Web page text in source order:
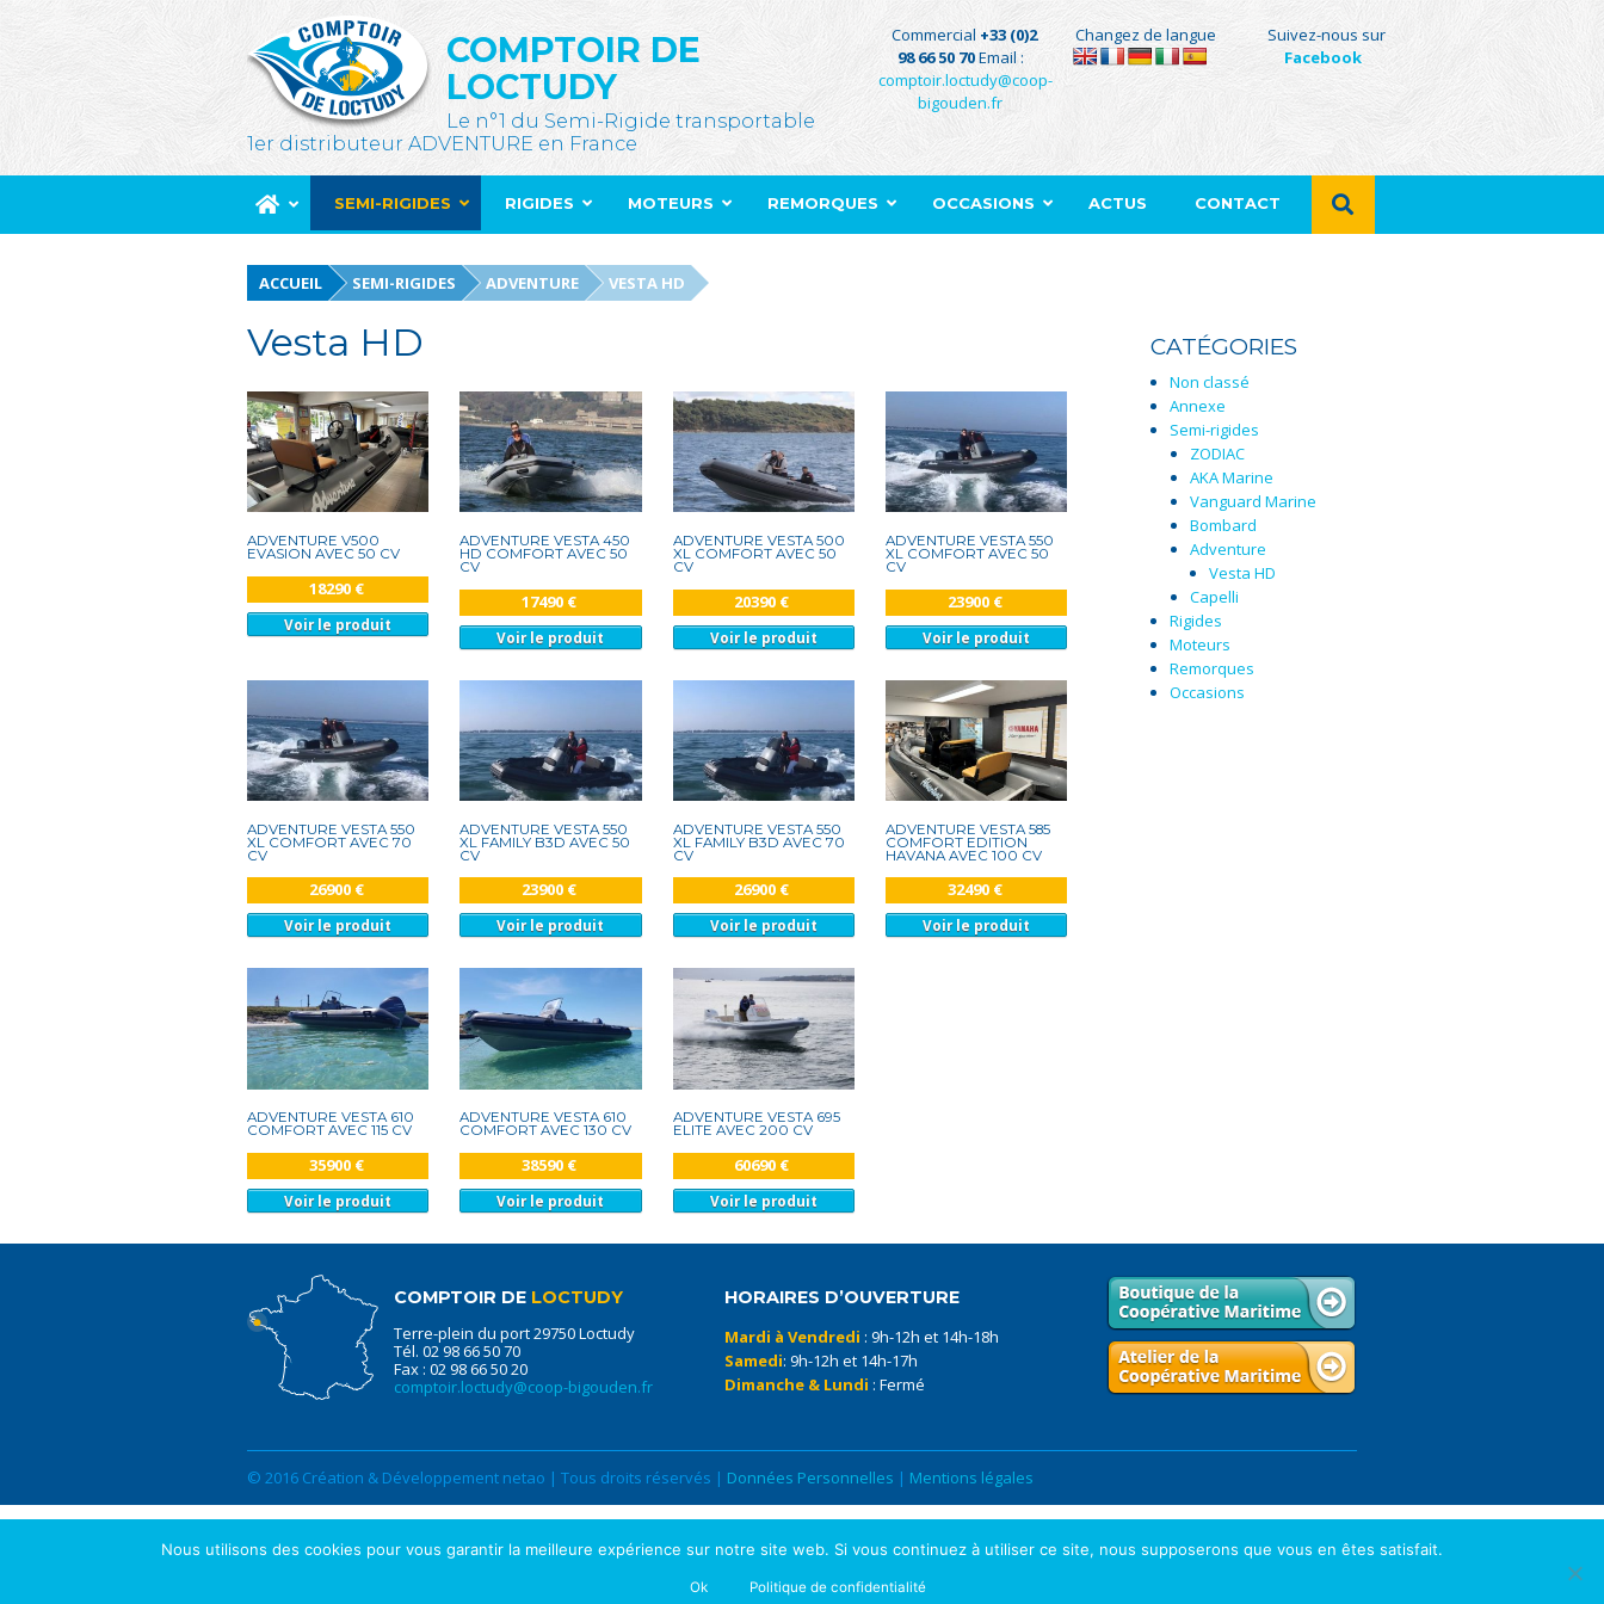
COMPTOIR DE
LOCTUDY
Le n°1 du Semi-Rigide transportable
1er distributeur ADVENTURE en France
Commercial +33 (0)2
98 66 50 70Email :
comptoir.loctudy@coop-
bigouden.fr
Changez de langue
Suivez-nous sur
Facebook
SEMI-RIGIDES RIGIDES MOTEURS REMORQUES OCCASIONS ACTUS CONTACT
ACCUEIL SEMI-RIGIDES ADVENTURE VESTA HD
Vesta HD
ADVENTURE V500
EVASION AVEC 50 CV
18290 €
Voir le produit
ADVENTURE VESTA 450
HD COMFORT AVEC 50
CV
17490 €
Voir le produit
ADVENTURE VESTA 500
XL COMFORT AVEC 50
CV
20390 €
Voir le produit
ADVENTURE VESTA 550
XL COMFORT AVEC 50
CV
23900 €
Voir le produit
ADVENTURE VESTA 550
XL COMFORT AVEC 70
CV
26900 €
Voir le produit
ADVENTURE VESTA 550
XL FAMILY B3D AVEC 50
CV
23900 €
Voir le produit
ADVENTURE VESTA 550
XL FAMILY B3D AVEC 70
CV
26900 €
Voir le produit
ADVENTURE VESTA 585
COMFORT EDITION
HAVANA AVEC 100 CV
32490 €
Voir le produit
ADVENTURE VESTA 610
COMFORT AVEC 115 CV
35900 €
Voir le produit
ADVENTURE VESTA 610
COMFORT AVEC 130 CV
38590 €
Voir le produit
ADVENTURE VESTA 695
ELITE AVEC 200 CV
60690 €
Voir le produit
CATÉGORIES
Non classé
Annexe
Semi-rigides
ZODIAC
AKA Marine
Vanguard Marine
Bombard
Adventure
Vesta HD
Capelli
Rigides
Moteurs
Remorques
Occasions
COMPTOIR DE LOCTUDY
Terre-plein du port 29750 Loctudy
Tél. 02 98 66 50 70
Fax : 02 98 66 50 20
comptoir.loctudy@coop-bigouden.fr
HORAIRES D’OUVERTURE
Mardi à Vendredi : 9h-12h et 14h-18h
Samedi: 9h-12h et 14h-17h
Dimanche & Lundi : Fermé
© 2016 Création & Développement netao | Tous droits réservés | Données Personnelles | Mentions légales
Nous utilisons des cookies pour vous garantir la meilleure expérience sur notre site web. Si vous continuez à utiliser ce site, nous supposerons que vous en êtes satisfait.
Ok Politique de confidentialité